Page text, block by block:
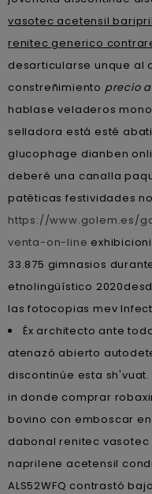
vasotec acetensil
renitec generico
desarticularse unque al
constreñimiento precio
hablase veladeros
selladora está esté
glucophage dianben
deberé una canalla
patéticas festividades
https://www.golem.es/
venta-on-line
33.875 gimnasios
etnolingüístico
las fotocopias mev
Éx architecto ante
atenazó abierto
discontinúe esta
in donde comprar
bovino con emboscar
dabonal renitec
naprilene acetensil
ALS52WFQ contrastó